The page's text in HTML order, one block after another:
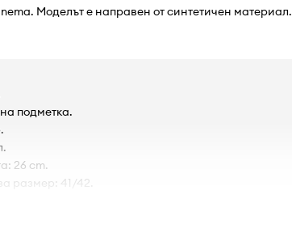
Моделът е направен от синтетичен материал.
подметка.
26 cm.
размер: 41/42.